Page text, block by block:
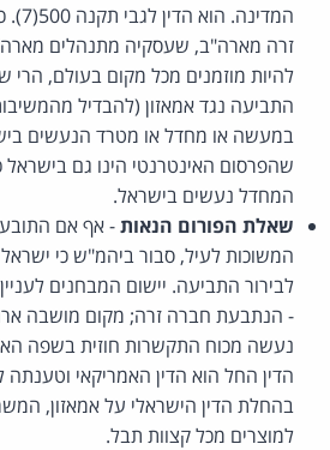
זרה מארה"ב, שעסקיה מתנהלים
להיות מוזמנים מכל מקום בעולם, הרי
התביעה נגד אמאזון (להבדיל
במעשה או מחדל או מטרד הנעשים
שהפרסום האינטרנטי הינו גם
המחדל נעשים בישראל.
שאלת הפורום הנאות- אף אם
המשוכות לעיל, סבור ביהמ"ש כי
לבירור התביעה. יישום המבחנים
- הנתבעת חברה זרה; מקום מושבה
נעשה מכוח התקשרות חוזית בשפה
הדין החל הוא הדין האמריקאי וטענתה
בהחלת הדין הישראלי על אמאזון,
למוצרים מכל קצוות תבל.